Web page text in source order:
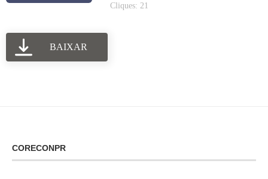
Cliques: 21
BAIXAR
CORECONPR